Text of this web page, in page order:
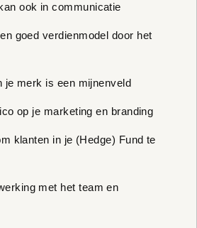
ook in communicatie
goed verdienmodel door het
je merk is een mijnenveld
op je marketing en branding
klanten in je (Hedge) Fund te
met het team en